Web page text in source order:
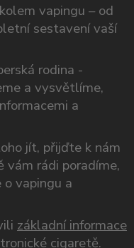
vapingu – od
sestavení vaší
rodina -
a vysvětlíme,
a
jít, přijďte k nám
vám rádi poradíme,
vapingu a
základní informace
cigaretě.